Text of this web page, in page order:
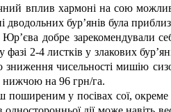
вплив хармоні на сою
бур’янів була
добре зарекомендували
2-4 листків у злакових
чисельності мишію
нижчою на 96 грн/га.
у посівах сої,